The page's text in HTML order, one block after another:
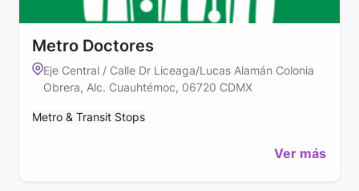
Metro Doctores
Eje Central / Calle Dr Liceaga/Lucas Alamán Colonia
Obrera, Alc. Cuauhtémoc, 06720 CDMX
Metro & Transit Stops
Ver más